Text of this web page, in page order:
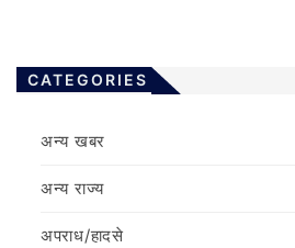
CATEGORIES
अन्य खबर
अन्य राज्य
अपराध/हादसे